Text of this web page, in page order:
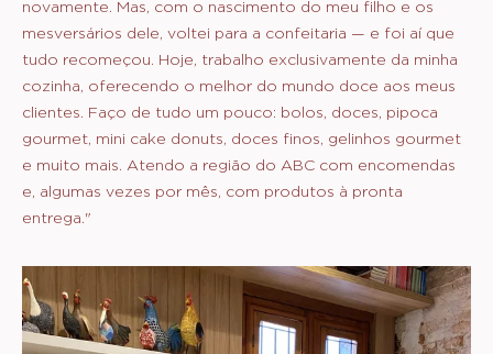
novamente. Mas, com o nascimento do meu filho e os
mesversários dele, voltei para a confeitaria — e foi aí que
tudo recomeçou. Hoje, trabalho exclusivamente da minha
cozinha, oferecendo o melhor do mundo doce aos meus
clientes. Faço de tudo um pouco: bolos, doces, pipoca
gourmet, mini cake donuts, doces finos, gelinhos gourmet
e muito mais. Atendo a região do ABC com encomendas
e, algumas vezes por mês, com produtos à pronta
entrega."